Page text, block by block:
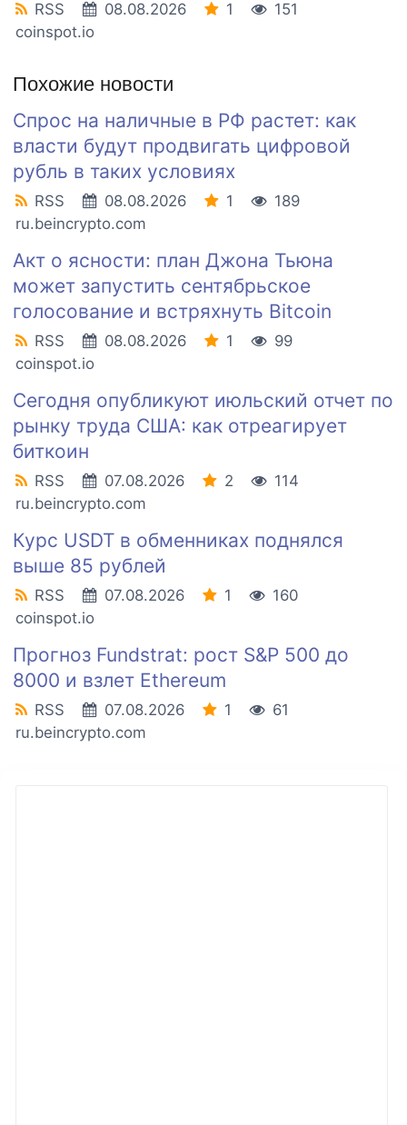
RSS 08.08.2026 1
151
coinspot.io
Похожие новости
Спрос на наличные в РФ растет: как
власти будут продвигать цифровой
рубль в таких условиях
RSS 08.08.2026 1
189
ru.beincrypto.com
Акт о ясности: план Джона Тьюна
может запустить сентябрьское
голосование и встряхнуть Bitcoin
RSS 08.08.2026 1
99
coinspot.io
Сегодня опубликуют июльский отчет по
рынку труда США: как отреагирует
биткоин
RSS 07.08.2026 2
114
ru.beincrypto.com
Курс USDT в обменниках поднялся
выше 85 рублей
RSS 07.08.2026 1
160
coinspot.io
Прогноз Fundstrat: рост S&P 500 до
8000 и взлет Ethereum
RSS 07.08.2026 1
61
ru.beincrypto.com